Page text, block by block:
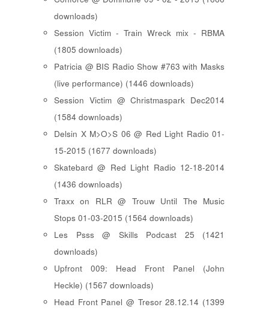
downloads)
Session Victim - Train Wreck mix - RBMA
(1805 downloads)
Patricia @ BIS Radio Show #763 with Masks
(live performance) (1446 downloads)
Session Victim @ Christmaspark Dec2014
(1584 downloads)
Delsin X M>O>S 06 @ Red Light Radio 01-
15-2015 (1677 downloads)
Skatebard @ Red Light Radio 12-18-2014
(1436 downloads)
Traxx on RLR @ Trouw Until The Music
Stops 01-03-2015 (1564 downloads)
Les Psss @ Skills Podcast 25 (1421
downloads)
Upfront 009: Head Front Panel (John
Heckle) (1567 downloads)
Head Front Panel @ Tresor 28.12.14 (1399